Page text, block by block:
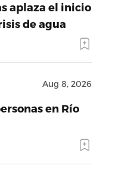
aplaza el inicio
de agua
Aug 8, 2026
en Río